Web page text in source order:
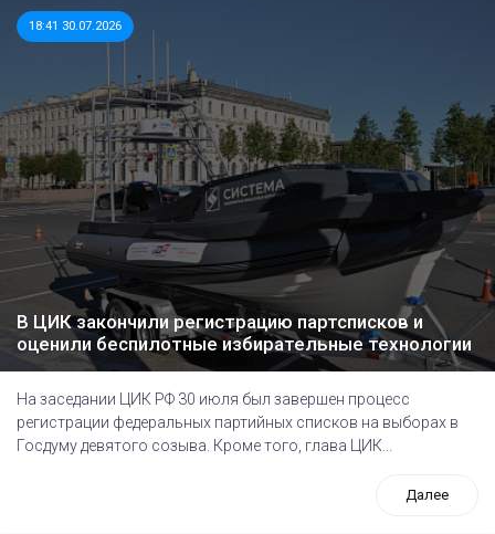
18:41 30.07.2026
В ЦИК закончили регистрацию партсписков и
оценили беспилотные избирательные технологии
На заседании ЦИК РФ 30 июля был завершен процесс
регистрации федеральных партийных списков на выборах в
Госдуму девятого созыва. Кроме того, глава ЦИК...
Далее